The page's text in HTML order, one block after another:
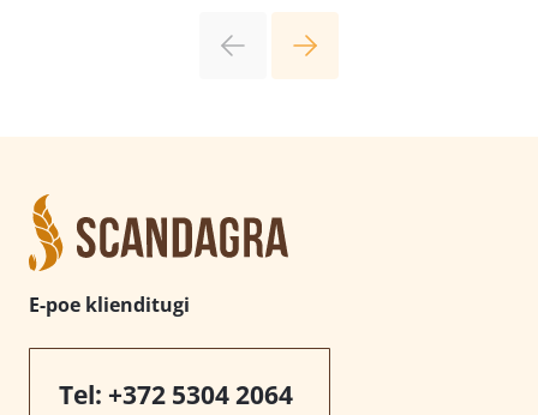
E-poe klienditugi
Tel: +372 5304 2064